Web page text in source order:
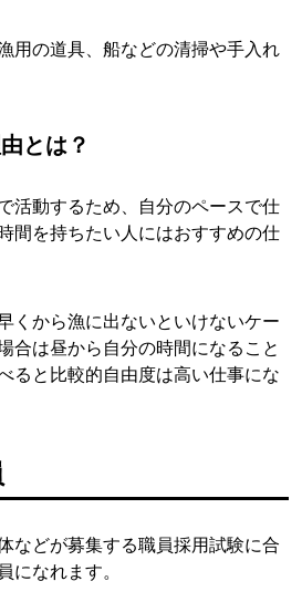
用の道具、船などの清掃や手入れ
とは？
活動するため、自分のペースで仕
間を持ちたい人にはおすすめの仕
くから漁に出ないといけないケー
合は昼から自分の時間になること
ると比較的自由度は高い仕事にな
などが募集する職員採用試験に合
になれます。